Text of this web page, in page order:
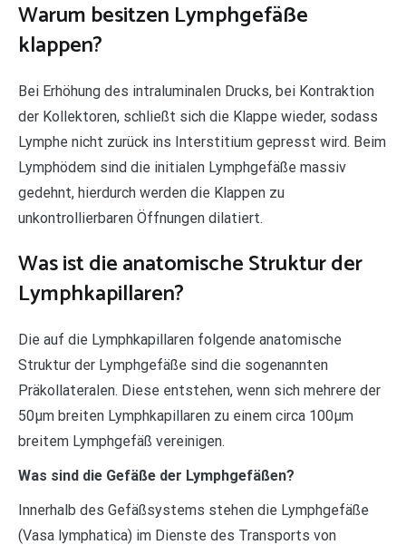
Warum besitzen Lymphgefäße
klappen?
Bei Erhöhung des intraluminalen Drucks, bei Kontraktion
der Kollektoren, schließt sich die Klappe wieder, sodass
Lymphe nicht zurück ins Interstitium gepresst wird. Beim
Lymphödem sind die initialen Lymphgefäße massiv
gedehnt, hierdurch werden die Klappen zu
unkontrollierbaren Öffnungen dilatiert.
Was ist die anatomische Struktur der
Lymphkapillaren?
Die auf die Lymphkapillaren folgende anatomische
Struktur der Lymphgefäße sind die sogenannten
Präkollateralen. Diese entstehen, wenn sich mehrere der
50µm breiten Lymphkapillaren zu einem circa 100µm
breitem Lymphgefäß vereinigen.
Was sind die Gefäße der Lymphgefäßen?
Innerhalb des Gefäßsystems stehen die Lymphgefäße
(Vasa lymphatica) im Dienste des Transports von